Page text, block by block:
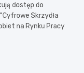
dostęp do
Skrzydła
na Rynku Pracy